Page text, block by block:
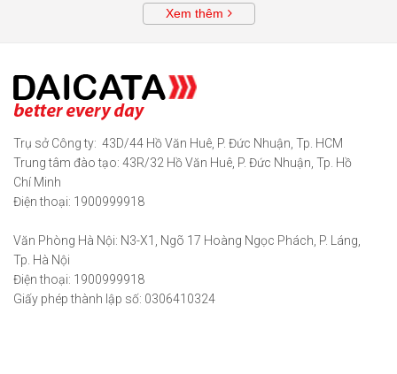
Xem thêm
Trụ sở Công ty: 43D/44 Hồ Văn Huê, P. Đức Nhuận, Tp. HCM
Trung tâm đào tạo: 43R/32 Hồ Văn Huê, P. Đức Nhuận, Tp. Hồ
Chí Minh
Điện thoại: 1900999918
Văn Phòng Hà Nội: N3-X1, Ngõ 17 Hoàng Ngọc Phách, P. Láng,
Tp. Hà Nội
Điện thoại: 1900999918
Giấy phép thành lập số: 0306410324